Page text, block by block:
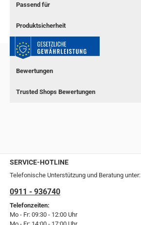
Passend für
Produktsicherheit
Bewertungen
Trusted Shops Bewertungen
SERVICE-HOTLINE
Telefonische Unterstützung und Beratung unter:
0911 - 936740
Telefonzeiten:
Mo - Fr: 09:30 - 12:00 Uhr